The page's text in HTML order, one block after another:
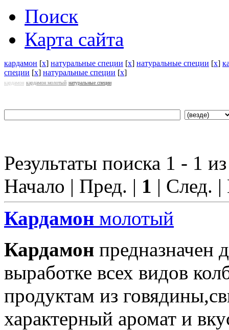
Поиск
Карта сайта
кардамон [x] натуральные специи [x] натуральные специи [x]
специи [x] натуральные специи [x]
кардамон кардамон молотый натуральные специи
Результаты поиска 1 - 1
Начало | Пред. | 1 | След.
Кардамон молотый
Кардамон предназначен
выработке всех видов
продуктам из
характерный аромат и